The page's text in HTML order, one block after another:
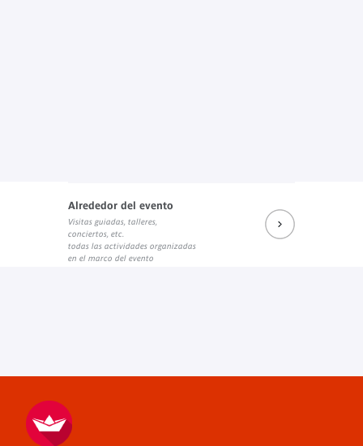
Alrededor del evento
Visitas guiadas, talleres,
conciertos, etc.
todas las actividades organizadas
en el marco del evento